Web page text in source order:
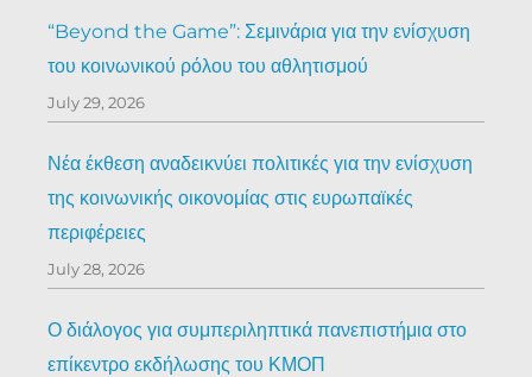
“Beyond the Game”: Σεμινάρια για την ενίσχυση
του κοινωνικού ρόλου του αθλητισμού
July 29, 2026
Νέα έκθεση αναδεικνύει πολιτικές για την ενίσχυση
της κοινωνικής οικονομίας στις ευρωπαϊκές
περιφέρειες
July 28, 2026
Ο διάλογος για συμπεριληπτικά πανεπιστήμια στο
επίκεντρο εκδήλωσης του ΚΜΟΠ